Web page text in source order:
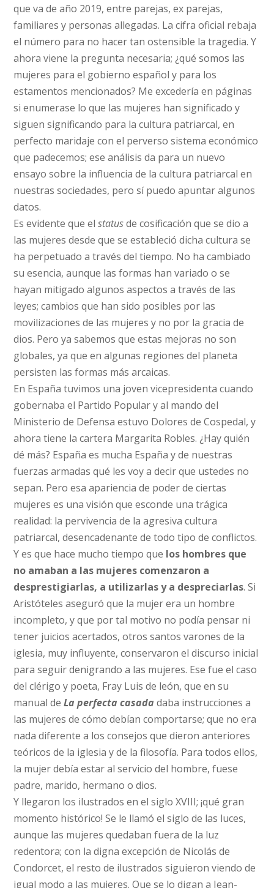
que va de año 2019, entre parejas, ex parejas,
familiares y personas allegadas. La cifra oficial rebaja
el número para no hacer tan ostensible la tragedia. Y
ahora viene la pregunta necesaria; ¿qué somos las
mujeres para el gobierno español y para los
estamentos mencionados? Me excedería en páginas
si enumerase lo que las mujeres han significado y
siguen significando para la cultura patriarcal, en
perfecto maridaje con el perverso sistema económico
que padecemos; ese análisis da para un nuevo
ensayo sobre la influencia de la cultura patriarcal en
nuestras sociedades, pero sí puedo apuntar algunos
datos.
Es evidente que elstatusde cosificación que se dio a
las mujeres desde que se estableció dicha cultura se
ha perpetuado a través del tiempo. No ha cambiado
su esencia, aunque las formas han variado o se
hayan mitigado algunos aspectos a través de las
leyes; cambios que han sido posibles por las
movilizaciones de las mujeres y no por la gracia de
dios. Pero ya sabemos que estas mejoras no son
globales, ya que en algunas regiones del planeta
persisten las formas más arcaicas.
En España tuvimos una joven vicepresidenta cuando
gobernaba el Partido Popular y al mando del
Ministerio de Defensa estuvo Dolores de Cospedal, y
ahora tiene la cartera Margarita Robles. ¿Hay quién
dé más? España es mucha España y de nuestras
fuerzas armadas qué les voy a decir que ustedes no
sepan. Pero esa apariencia de poder de ciertas
mujeres es una visión que esconde una trágica
realidad: la pervivencia de la agresiva cultura
patriarcal, desencadenante de todo tipo de conflictos.
Y es que hace mucho tiempo que los hombres que
no amaban a las mujeres comenzaron a
desprestigiarlas, a utilizarlas y a despreciarlas. Si
Aristóteles aseguró que la mujer era un hombre
incompleto, y que por tal motivo no podía pensar ni
tener juicios acertados, otros santos varones de la
iglesia, muy influyente, conservaron el discurso inicial
para seguir denigrando a las mujeres. Ese fue el caso
del clérigo y poeta, Fray Luis de león, que en su
manual deLa perfecta casada daba instrucciones a
las mujeres de cómo debían comportarse; que no era
nada diferente a los consejos que dieron anteriores
teóricos de la iglesia y de la filosofía. Para todos ellos,
la mujer debía estar al servicio del hombre, fuese
padre, marido, hermano o dios.
Y llegaron los ilustrados en el siglo XVIII; ¡qué gran
momento histórico! Se le llamó el siglo de las luces,
aunque las mujeres quedaban fuera de la luz
redentora; con la digna excepción de Nicolás de
Condorcet, el resto de ilustrados siguieron viendo de
igual modo a las mujeres. Que se lo digan a Jean-